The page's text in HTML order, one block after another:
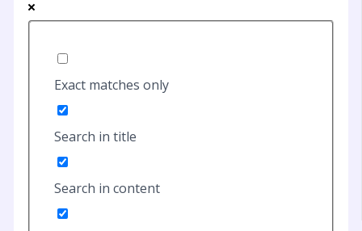
Exact matches only
Search in title
Search in content